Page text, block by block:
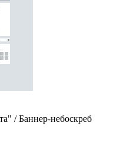
/ Баннер-небоскреб